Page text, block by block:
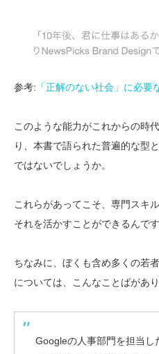
参考: 「正解のない社会」に必要
このような能力がこれからの時
り、本書で語られた普遍的な型
ではないでしょうか。
これらがあってこそ、専門スキ
それを活かすことができるんです
ちなみに、ぼくも含め多くの若
については、こんなことばがあり
Googleの人事部門を担当し